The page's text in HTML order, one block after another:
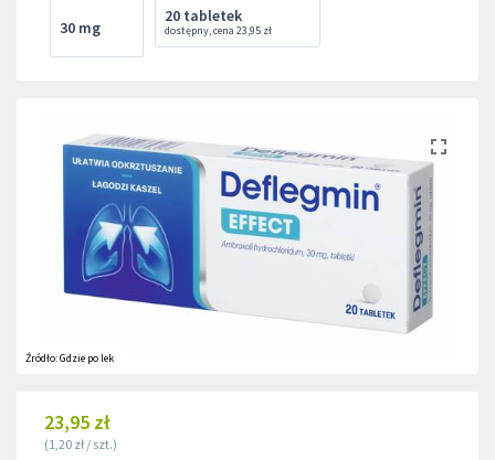
30 mg
20 tabletek
dostępny,cena 23,95 zł
Źródło:Gdzie po lek
23,95 zł
(1,20 zł / szt.)